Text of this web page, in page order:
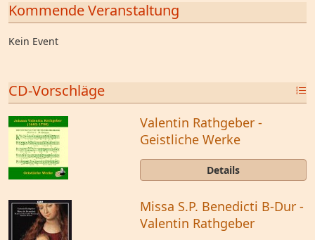
Kommende Veranstaltung
Kein Event
CD-Vorschläge
Valentin Rathgeber -
Geistliche Werke
Details
Missa S.P. Benedicti B-Dur -
Valentin Rathgeber